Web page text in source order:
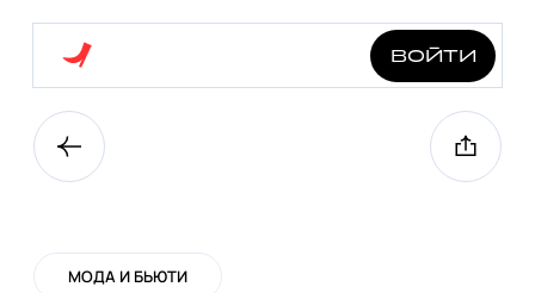
войти
МОДА И БЬЮТИ